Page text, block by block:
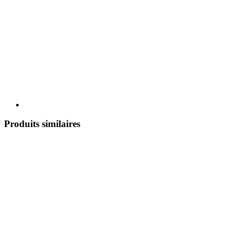
Produits similaires